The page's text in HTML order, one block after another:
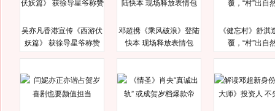
吴亦凡香港宣传《西游伏
妖篇》 获徐导星爷称赞
邓超携《乘风破浪》登陆
快本 现场释放表情包
《健忘村》舒淇
覆，“村”出自